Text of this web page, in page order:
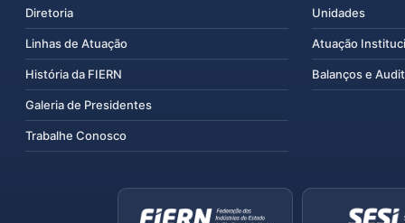
Diretoria
Linhas de Atuação
História da FIERN
Galeria de Presidentes
Trabalhe Conosco
Unidades
Atuação
Balanços e